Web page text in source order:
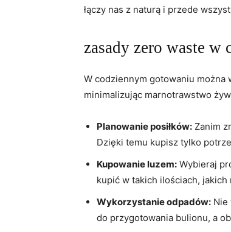
łączy nas z naturą i przede
zasady zero waste
W codziennym gotowaniu można
minimalizując marnotrawstwo
Planowanie posiłków: Zanim
Dzięki temu kupisz tylko
Kupowanie luzem: Wybieraj
kupić w takich ilościach,
Wykorzystanie odpadów: Nie
do przygotowania bulionu, a